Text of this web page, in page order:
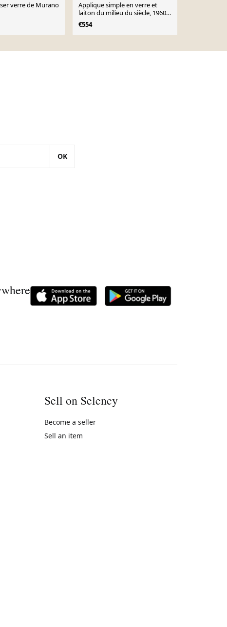
verre de Murano
Applique simple en verre et
laiton du milieu du siècle, 1960,
Allemagne
€554
OK
Sell on Selency
Become a seller
Sell an item